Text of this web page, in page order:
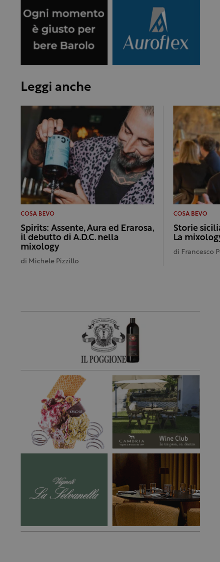
Leggi anche
COSA BEVO
Spirits: Assente, Aura ed Erarosa,
il debutto di A.D.C. nella
mixology
di Michele Pizzillo
COSA BEVO
Storie
La
di Francesco